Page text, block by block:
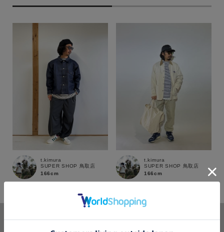
t.kimura
SUPER SHOP 鳥取店
166cm
t.kimura
SUPER SHOP 鳥取店
166cm